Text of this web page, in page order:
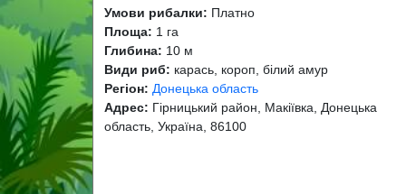
Умови рибалки: Платно
Площа: 1 га
Глибина: 10 м
Види риб: карась, короп, білий амур
Регіон: Донецька область
Адрес: Гірницький район, Макіївка, Донецька
область, Україна, 86100